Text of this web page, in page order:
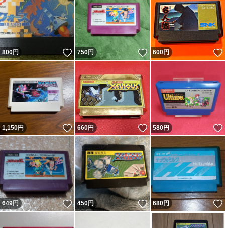
800円 いいね！
750円 いいね！
600円
1,150円 いいね！
660円 いいね！
580円
649円 いいね！
450円 いいね！
680円